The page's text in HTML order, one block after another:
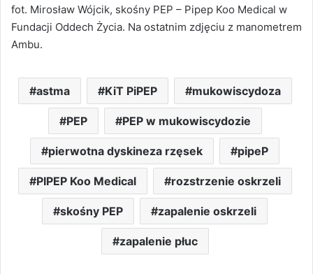
fot. Mirosław Wójcik, skośny PEP – Pipep Koo Medical w
Fundacji Oddech Życia. Na ostatnim zdjęciu z manometrem
Ambu.
astma KiT PiPEP mukowiscydoza
PEP PEP w mukowiscydozie
pierwotna dyskineza rzęsek pipeP
PIPEP Koo Medical rozstrzenie oskrzeli
skośny PEP zapalenie oskrzeli
zapalenie płuc